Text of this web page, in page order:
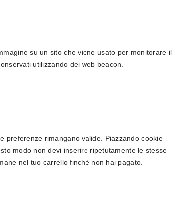
su un sito che viene usato per monitorare il
utilizzando dei web beacon.
preferenze rimangano valide. Piazzando cookie
modo non devi inserire ripetutamente le stesse
nel tuo carrello finché non hai pagato.